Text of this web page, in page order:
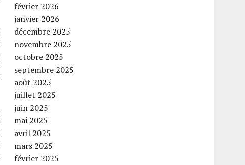
février 2026
janvier 2026
décembre 2025
novembre 2025
octobre 2025
septembre 2025
août 2025
juillet 2025
juin 2025
mai 2025
avril 2025
mars 2025
février 2025